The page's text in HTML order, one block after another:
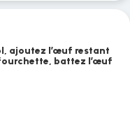
ajoutez l’œuf restant
fourchette, battez l’œuf